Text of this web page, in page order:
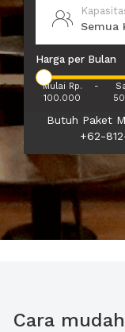
Semua
Harga per Bulan
Mulai Rp.
100.000
-
Butuh Paket
+62-
Cara